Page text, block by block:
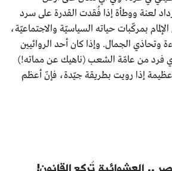
لعنة ووطأة إذا فُقدت القدرة على سرد
بمركّبات حياته السياسيّة والاجتماعيّة،
وتحاذي الجمال. وإذا كان أحد الروائيين
فرد من عامّة الشعب (ناهيك عن مماته!)
إذا رويت بطريقة جيّدة، فإنّ أعظم
.. العشوائية تُركِع القانون!